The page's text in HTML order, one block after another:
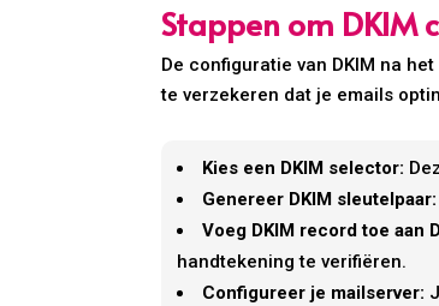
Stappen om DKIM
De configuratie van DKIM na
te verzekeren dat je emails
Kies een DKIM selector:
Genereer DKIM sleutelpaar:
Voeg DKIM record toe aan
handtekening te verifiëren.
Configureer je mailserver: